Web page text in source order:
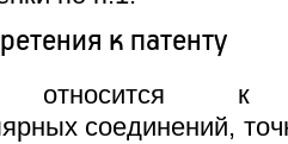
к патенту
относится
соединений,